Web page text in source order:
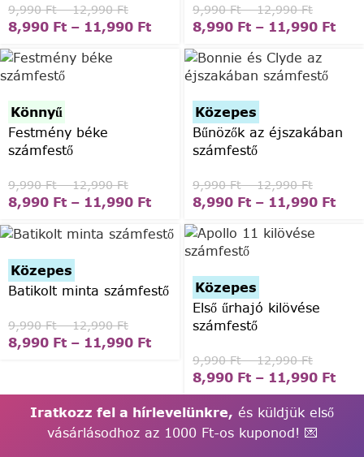
9,990Ft – 12,990Ft
8,990 Ft – 11,990 Ft
9,990Ft – 12,990Ft
8,990 Ft – 11,990 Ft
Könnyű
Festmény béke
számfestő
9,990Ft – 12,990Ft
8,990 Ft – 11,990 Ft
Közepes
Bűnözők az éjszakában
számfestő
9,990Ft – 12,990Ft
8,990 Ft – 11,990 Ft
Közepes
Batikolt minta számfestő
9,990Ft – 12,990Ft
8,990 Ft – 11,990 Ft
Közepes
Első űrhajó kilövése
számfestő
9,990Ft – 12,990Ft
8,990 Ft – 11,990 Ft
Iratkozz fel a hírlevelünkre, és küldjük első
vásárlásodhoz az 1000 Ft-os kuponod! 💌